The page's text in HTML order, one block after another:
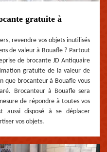
gratuite à
revendre vos objets inutilisés
de valeur à Bouafle ? Partout
de brocante JD Antiquaire
gratuite de la valeur de
que brocanteur à Bouafle vous
Brocanteur à Bouafle sera
de répondre à toutes vos
aussi disposé à se déplacer
vos objets.